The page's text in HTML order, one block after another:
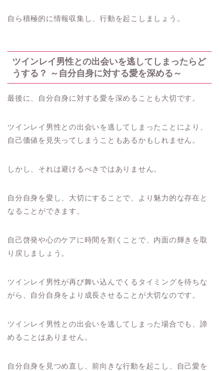
自ら積極的に情報収集し、行動を起こしましょう。
ツインレイ男性との出会いを逃してしまったらど
うする？ ～自分自身に対する愛を深める～
最後に、自分自身に対する愛を深めることも大切です。
ツインレイ男性との出会いを逃してしまったことにより、
自己価値を見失ってしまうこともあるかもしれません。
しかし、それは避けるべきではありません。
自分自身を愛し、大切にすることで、より魅力的な存在と
なることができます。
自己啓発や心のケアに時間を割くことで、内面の輝きを取
り戻しましょう。
ツインレイ男性が再び舞い込んでくるタイミングを待ちな
がら、自分自身をより成長させることが大切なのです。
ツインレイ男性との出会いを逃してしまった場合でも、諦
めることはありません。
自分自身を見つめ直し、前向きな行動を起こし、自己愛を